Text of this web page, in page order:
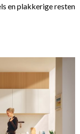
en plakkerige resten